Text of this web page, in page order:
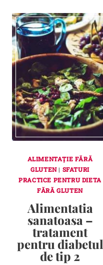
ALIMENTAȚIE FĂRĂ
GLUTEN| SFATURI
PRACTICE PENTRU DIETA
FĂRĂ GLUTEN
Alimentatia
sanatoasa –
tratament
pentru diabetul
de tip 2